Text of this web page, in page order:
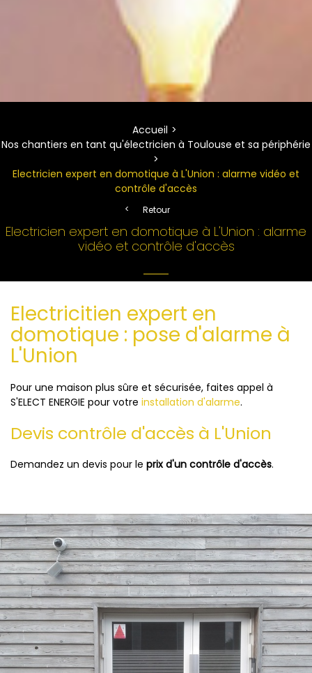
Accueil
Nos chantiers en tant qu'électricien à Toulouse et sa périphérie
Electricien expert en domotique à L'Union : alarme vidéo et
contrôle d'accès
Retour
Electricien expert en domotique à L'Union : alarme
vidéo et contrôle d'accès
Electricitien expert en
domotique : pose d'alarme à
L'Union
Pour une maison plus sûre et sécurisée, faites appel à
S'ELECT ENERGIE pour votre installation d'alarme.
Devis contrôle d'accès à L'Union
Demandez un devis pour le prix d'un contrôle d'accès.